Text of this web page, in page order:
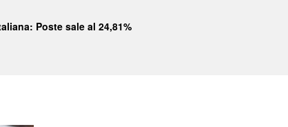
Poste sale al 24,81%